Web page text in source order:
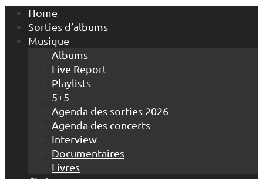
Home
Sorties d’albums
Musique
Albums
Live Report
Playlists
5+5
Agenda des sorties 2026
Agenda des concerts
Interview
Documentaires
Livres